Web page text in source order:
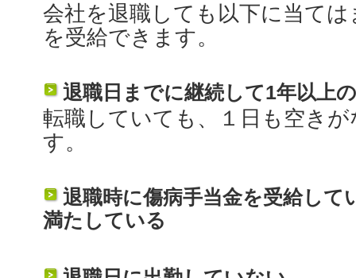
会社を退職しても以下に当て
を受給できます。
退職日までに継続して1年以上
転職していても、１日も空き
す。
退職時に傷病手当金を受給して
満たしている